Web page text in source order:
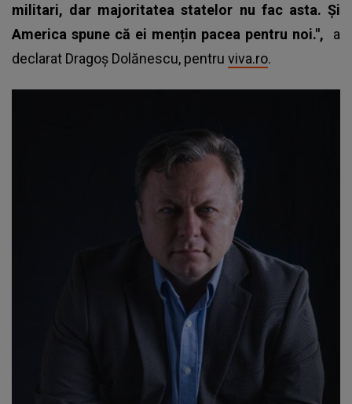
militari, dar majoritatea statelor nu fac asta. Și
America spune că ei mențin pacea pentru noi.",
a
declarat Dragoș Dolănescu, pentru viva.ro.